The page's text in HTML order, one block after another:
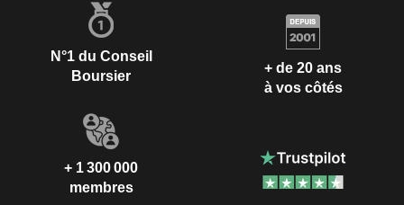
N°1 du Conseil
Boursier
+ de 20 ans
à vos côtés
+ 1 300 000
membres